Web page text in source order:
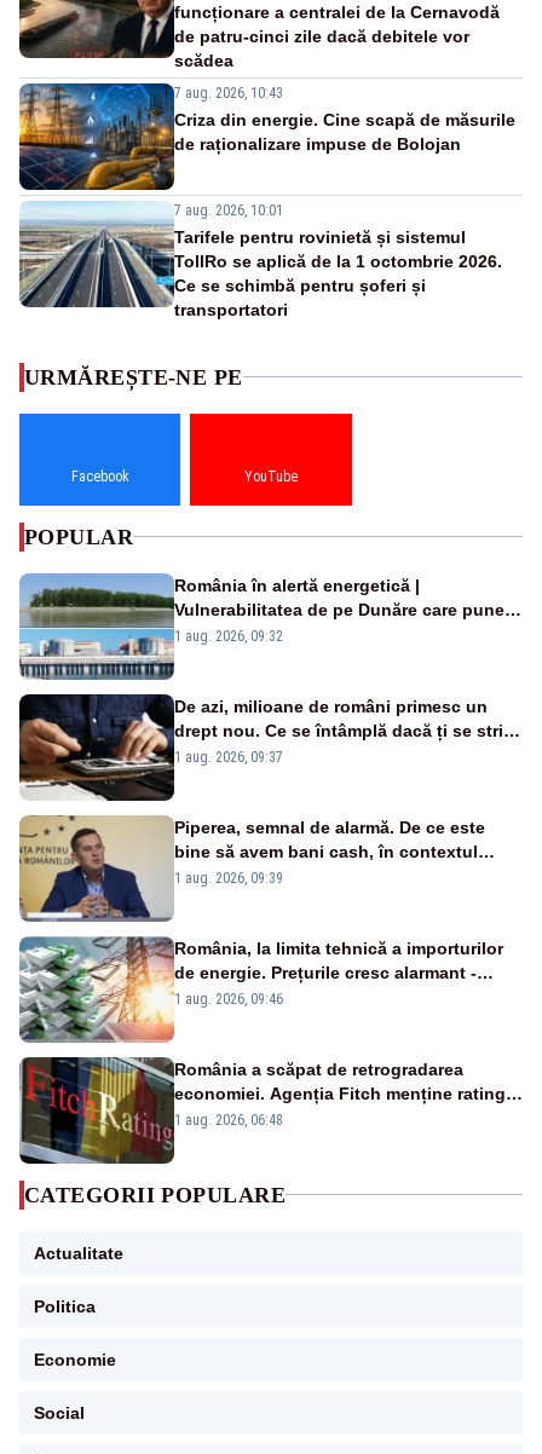
funcționare a centralei de la Cernavodă
de patru-cinci zile dacă debitele vor
scădea
7 aug. 2026, 10:43
Criza din energie. Cine scapă de măsurile
de raționalizare impuse de Bolojan
7 aug. 2026, 10:01
Tarifele pentru rovinietă și sistemul
TollRo se aplică de la 1 octombrie 2026.
Ce se schimbă pentru șoferi și
transportatori
URMĂREȘTE-NE PE
Facebook YouTube
POPULAR
România în alertă energetică |
Vulnerabilitatea de pe Dunăre care pune
în pericol Centrala Cernavodă era
1 aug. 2026, 09:32
De azi, milioane de români primesc un
drept nou. Ce se întâmplă dacă ți se strică
un produs
1 aug. 2026, 09:37
Piperea, semnal de alarmă. De ce este
bine să avem bani cash, în contextul
alertei energetice?
1 aug. 2026, 09:39
România, la limita tehnică a importurilor
de energie. Prețurile cresc alarmant -
Analiză Realitatea Plus
1 aug. 2026, 09:46
România a scăpat de retrogradarea
economiei. Agenția Fitch menține ratingul
„BBB-” cu perspectivă negativă
1 aug. 2026, 06:48
CATEGORII POPULARE
Actualitate
Politica
Economie
Social